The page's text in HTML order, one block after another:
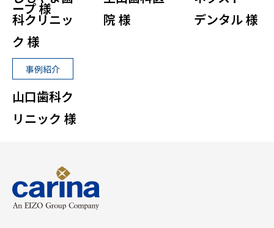
ープ 様
科クリニッ
ク 様
院 様
デンタル 様
事例紹介
山口歯科ク
リニック 様